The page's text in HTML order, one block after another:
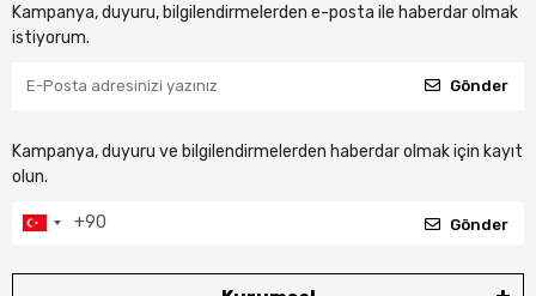
Kampanya, duyuru, bilgilendirmelerden e-posta ile haberdar olmak
istiyorum.
Gönder
Kampanya, duyuru ve bilgilendirmelerden haberdar olmak için kayıt
olun.
Gönder